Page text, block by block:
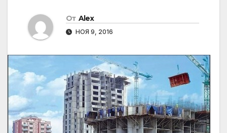
От Alex
НОЯ 9, 2016